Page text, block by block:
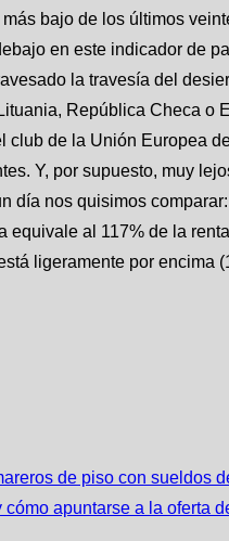
bajo de los últimos
en este indicador de
la travesía del
República Checa o
club de la Unión Europea
Y, por supuesto, muy
día nos quisimos
equivale al 117% de la
ligeramente por encima
de piso con sueldos
cómo apuntarse a la oferta